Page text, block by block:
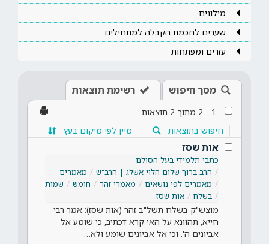
מילונים
שערים לחכמת הקבלה למתחילים
עזרים ומפתחות
מסך חיפוש רשימת תוצאות
1
-
2 מתוך 2 תוצאות
חיפוש בתוצאות
מיין לפי מיקום בעץ
אות שסז
כתבי תלמידי בעל הסולם
הרב ברוך שלום הלוי אשלג | הרב"ש
מאמרים
מאמרים לפי נושאים
מאמרי זהר חומש
שמות
בשלח
אות שסז
מוצש"ק בשלח תשל"ב זהר (אות שסז): אמר רבי
חייא, תהוונא על האי קרא דכתיב, כי שומע אל
אביונים ה'. וכי אל אביונים שומע ולא…